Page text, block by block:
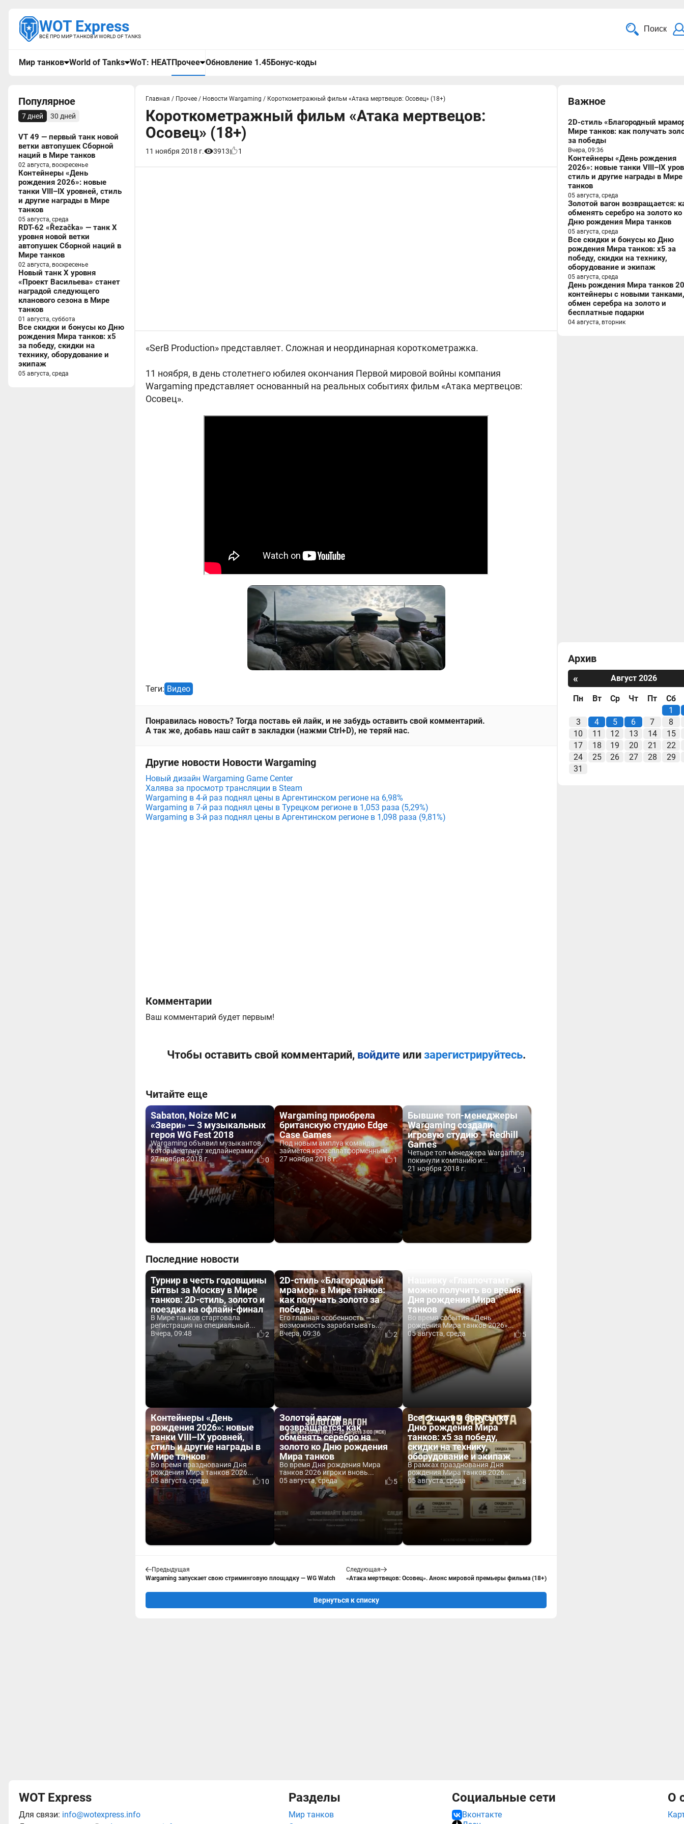
WOT Express
ВСЁ ПРО МИР ТАНКОВ И WORLD OF TANKS
Поиск
Мир танков World of Tanks WoT: HEATПрочее Обновление 1.45Бонус-коды
Популярное
7 дней 30 дней
VT 49 — первый танк новой
ветки автопушек Сборной
наций в Мире танков
02 августа, воскресенье
Контейнеры «День
рождения 2026»: новые
танки VIII–IX уровней, стиль
и другие награды в Мире
танков
05 августа, среда
RDT-62 «Řezačka» — танк X
уровня новой ветки
автопушек Сборной наций в
Мире танков
02 августа, воскресенье
Новый танк X уровня
«Проект Васильева» станет
наградой следующего
кланового сезона в Мире
танков
01 августа, суббота
Все скидки и бонусы ко Дню
рождения Мира танков: x5
за победу, скидки на
технику, оборудование и
экипаж
05 августа, среда
Главная / Прочее / Новости Wargaming / Короткометражный фильм «Атака мертвецов: Осовец» (18+)
Короткометражный фильм «Атака мертвецов:
Осовец» (18+)
11 ноября 2018 г. 3913 1
«SerB Production» представляет. Сложная и неординарная короткометражка.
11 ноября, в день столетнего юбилея окончания Первой мировой войны компания
Wargaming представляет основанный на реальных событиях фильм «Атака мертвецов:
Осовец».
Теги: Видео
Понравилась новость? Тогда поставь ей лайк, и не забудь оставить свой комментарий.
А так же, добавь наш сайт в закладки (нажми Ctrl+D), не теряй нас.
Другие новости Новости Wargaming
Новый дизайн Wargaming Game Center
Халява за просмотр трансляции в Steam
Wargaming в 4-й раз поднял цены в Аргентинском регионе на 6,98%
Wargaming в 7-й раз поднял цены в Турецком регионе в 1,053 раза (5,29%)
Wargaming в 3-й раз поднял цены в Аргентинском регионе в 1,098 раза (9,81%)
Комментарии
Ваш комментарий будет первым!
Чтобы оставить свой комментарий, войдитеили зарегистрируйтесь.
Читайте еще
Sabaton, Noize MC и
«Звери» — 3 музыкальных
героя WG Fest 2018
Wargaming объявил музыкантов,
которые станут хедлайнерами...
27 ноября 2018 г.
0
Wargaming приобрела
британскую студию Edge
Case Games
Под новым амплуа команда
займётся кроссплатформенным...
27 ноября 2018 г.
1
Бывшие топ-менеджеры
Wargaming создали
игровую студию — Redhill
Games
Четыре топ-менеджера Wargaming
покинули компанию и...
21 ноября 2018 г.
1
Последние новости
Турнир в честь годовщины
Битвы за Москву в Мире
танков: 2D-стиль, золото и
поездка на офлайн-финал
В Мире танков стартовала
регистрация на специальный...
Вчера, 09:48
2
2D-стиль «Благородный
мрамор» в Мире танков:
как получать золото за
победы
Его главная особенность —
возможность зарабатывать...
Вчера, 09:36
2
Нашивку «Главпочтамт»
можно получить во время
Дня рождения Мира
танков
Во время события «День
рождения Мира танков 2026»...
05 августа, среда
5
Контейнеры «День
рождения 2026»: новые
танки VIII–IX уровней,
стиль и другие награды в
Мире танков
Во время празднования Дня
рождения Мира танков 2026...
05 августа, среда
10
Золотой вагон
возвращается: как
обменять серебро на
золото ко Дню рождения
Мира танков
Во время Дня рождения Мира
танков 2026 игроки вновь...
05 августа, среда
5
Все скидки и бонусы ко
Дню рождения Мира
танков: x5 за победу,
скидки на технику,
оборудование и экипаж
В рамках празднования Дня
рождения Мира танков 2026...
05 августа, среда
8
Предыдущая
Wargaming запускает свою стриминговую площадку — WG Watch
Следующая
«Атака мертвецов: Осовец». Анонс мировой премьеры фильма (18+)
Вернуться к списку
Важное
2D-стиль «Благородный
Мире танков: как получать
за победы
Вчера, 09:36
Контейнеры «День рождения
2026»: новые танки VIII–IX
стиль и другие награды в Мире
танков
05 августа, среда
Золотой вагон возвращается:
обменять серебро на золото ко
Дню рождения Мира танков
05 августа, среда
Все скидки и бонусы ко Дню
рождения Мира танков: x5 за
победу, скидки на технику,
оборудование и экипаж
05 августа, среда
День рождения Мира танков
контейнеры с новыми танками,
обмен серебра на золото и
бесплатные подарки
04 августа, вторник
Архив
«
Август 2026
Пн Вт Ср Чт Пт
Сб
1
3
4 5 6 7
8
10
11 12 13 14
15
17
18 19 20 21
22
24
25 26 27 28
29
31
WOT Express
Для связи: info@wotexpress.info
Разделы
Мир танков
Социальные сети
Вконтакте
О